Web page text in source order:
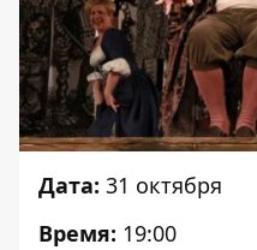
Дата: 31 октября
Время: 19:00